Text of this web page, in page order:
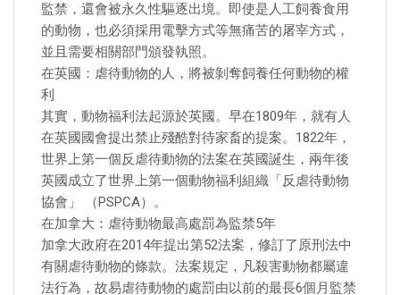
監禁，還會被永久性驅逐出境。即使是人工飼養食用
的動物，也必須採用電擊方式等無痛苦的屠宰方式，
並且需要相關部門頒發執照。
在英國：虐待動物的人，將被剝奪飼養任何動物的權
利
其實，動物福利法起源於英國。早在1809年，就有人
在英國國會提出禁止殘酷對待家畜的提案。1822年，
世界上第一個反虐待動物的法案在英國誕生，兩年後
英國成立了世界上第一個動物福利組織「反虐待動物
協會」 （PSPCA）。
在加拿大：虐待動物最高處罰為監禁5年
加拿大政府在2014年提出第52法案，修訂了原刑法中
有關虐待動物的條款。法案規定，凡殺害動物都屬違
法行為，故易虐待動物的處罰由以前的最長6個月監禁